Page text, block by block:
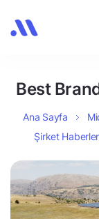
Best
Ana Sayfa
Şirket